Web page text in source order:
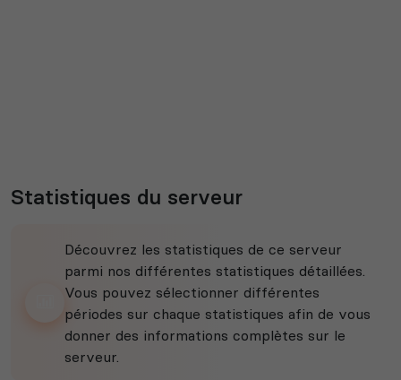
Statistiques du serveur
Découvrez les statistiques de ce serveur
parmi nos différentes statistiques détaillées.
Vous pouvez sélectionner différentes
périodes sur chaque statistiques afin de vous
donner des informations complètes sur le
serveur.